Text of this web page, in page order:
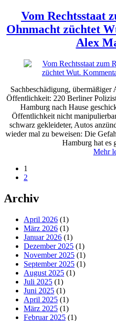
Vom Rechtsstaat
Ohnmacht züchtet
Alex
Sachbeschädigung,
Öffentlichkeit: 220 Berliner
Hamburg nach Hause
Öffentlichkeit nicht
schwarz gekleideter, Autos
wieder mal zu beweisen: Die
Hamburg hat
Mehr
1
2
Archiv
April 2026 (1)
März 2026 (1)
Januar 2026 (1)
Dezember 2025 (1)
November 2025 (1)
September 2025 (1)
August 2025 (1)
Juli 2025 (1)
Juni 2025 (1)
April 2025 (1)
März 2025 (1)
Februar 2025 (1)